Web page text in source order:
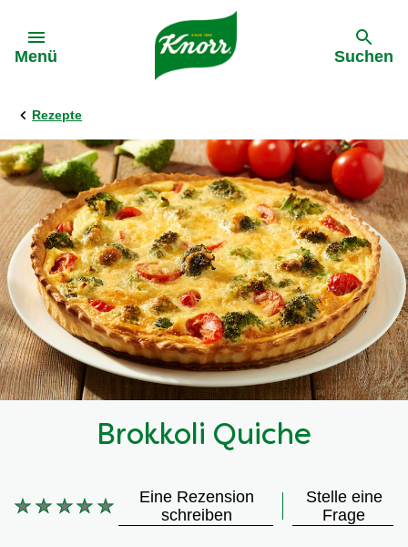
Menü Suchen
Rezepte
Brokkoli Quiche
Keine
Eine Rezension
schreiben
Stelle eine
Frage